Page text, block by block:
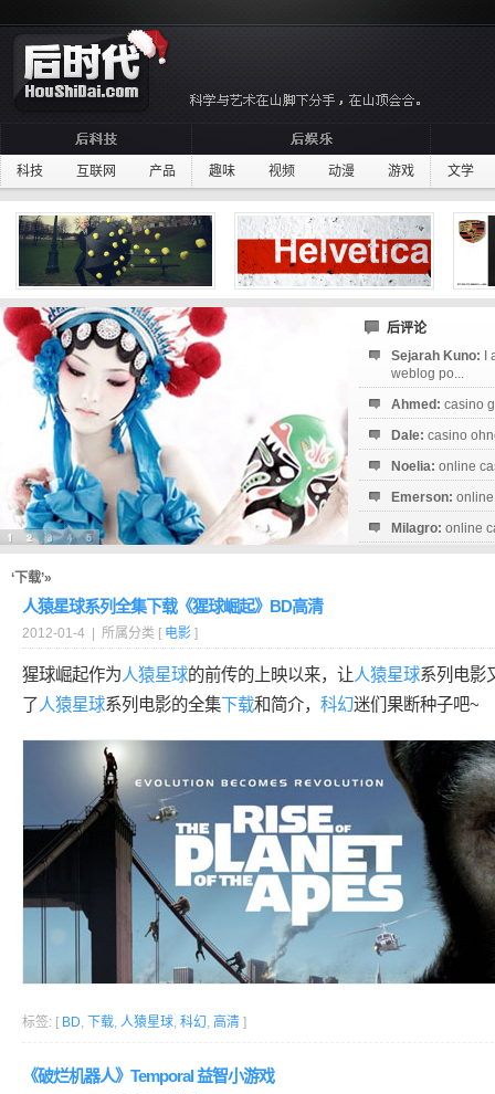
科技 互联网 产品 趣味 视频 动漫 游戏 文学
后评论
Sejarah Kuno:
weblog po...
Ahmed: casino
Dale: casino
Noelia: online
Emerson:
Milagro: online
‘下载’»
人猿星球系列全集下载《猩球崛起》BD高清
2012-01-4 | 所属分类 [ 电影 ]
猩球崛起作为人猿星球的前传的上映以来，让人猿星球系列电影
了人猿星球系列电影的全集下载和简介， 科幻迷们果断种子吧~
标签: [ BD, 下载, 人猿星球, 科幻, 高清 ]
《破烂机器人》Temporal 益智小游戏